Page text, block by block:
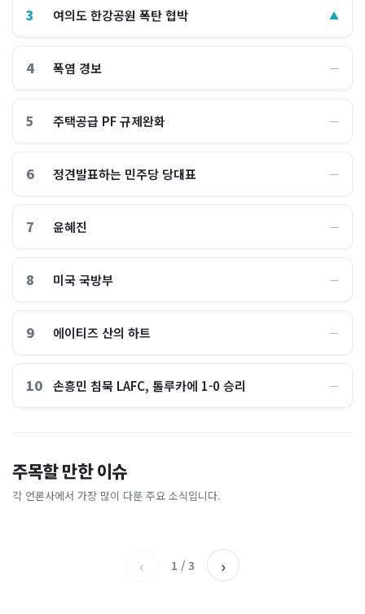
3 여의도 한강공원 폭탄 협박 ▲
4 폭염 경보 ―
5 주택공급 PF 규제완화 ―
6 정견발표하는 민주당 당대표 ―
7 윤혜진 ―
8 미국 국방부 ―
9 에이티즈 산의 하트 ―
10 손흥민 침묵 LAFC, 톨루카에 1-0 승리 ―
주목할 만한 이슈
각 언론사에서 가장 많이 다룬 주요 소식입니다.
"손주 돌보려고 집 비운건데"
"비거주면 다 투기냐!" 정부
세제개편안 민원 폭주…'국민
SBS
주목한 '반전 신호'
아시아경제
[속보] 주진우 "4시 투표율을
2시에 입력…선관위는 타임
탄 설치"…경찰, 협박글 작성
‹ 1 / 3 ›